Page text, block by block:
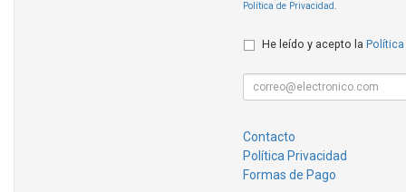
Política de Privacidad.
He leído y acepto la Política
Contacto
Política Privacidad
Formas de Pago